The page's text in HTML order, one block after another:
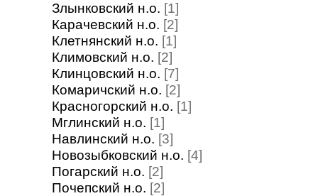
Злынковский н.о. [1]
Карачевский н.о. [2]
Клетнянский н.о. [1]
Климовский н.о. [2]
Клинцовский н.о. [7]
Комаричский н.о. [2]
Красногорский н.о. [1]
Мглинский н.о. [1]
Навлинский н.о. [3]
Новозыбковский н.о. [4]
Погарский н.о. [2]
Почепский н.о. [2]